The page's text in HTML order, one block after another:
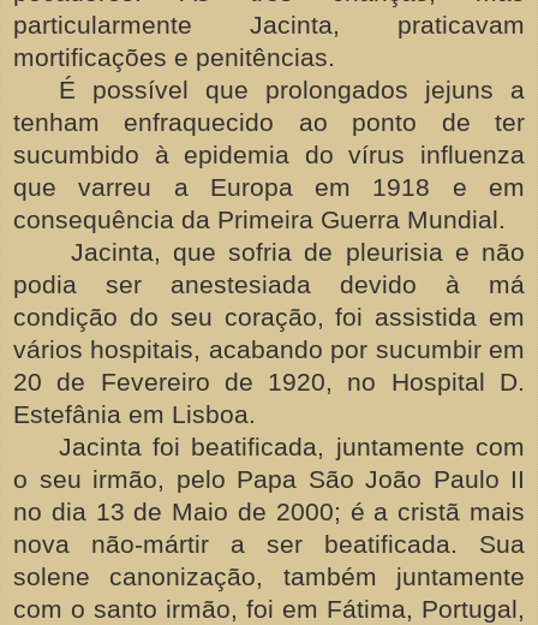
particularmente Jacinta, praticavam
mortificações e penitências.
É possível que prolongados jejuns a
tenham enfraquecido ao ponto de ter
sucumbido à epidemia do vírus influenza
que varreu a Europa em 1918 e em
consequência da Primeira Guerra Mundial.
Jacinta, que sofria de pleurisia e não
podia ser anestesiada devido à má
condição do seu coração, foi assistida em
vários hospitais, acabando por sucumbir em
20 de Fevereiro de 1920, no Hospital D.
Estefânia em Lisboa.
Jacinta foi beatificada, juntamente com
o seu irmão, pelo Papa São João Paulo II
no dia 13 de Maio de 2000; é a cristã mais
nova não-mártir a ser beatificada. Sua
solene canonização, também juntamente
com o santo irmão, foi em Fátima, Portugal,